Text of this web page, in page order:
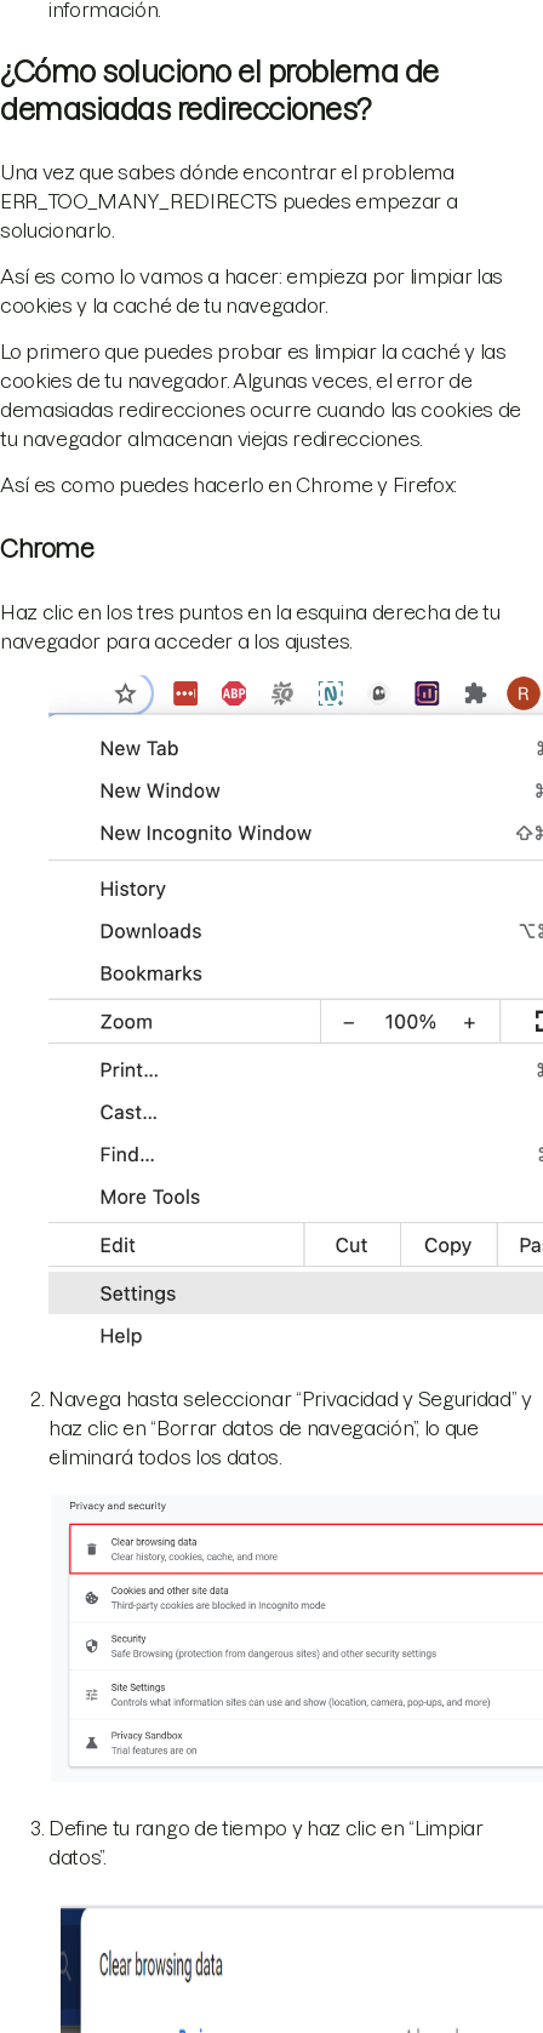
información.
¿Cómo soluciono el problema de
demasiadas redirecciones?
Una vez que sabes dónde encontrar el problema
ERR_TOO_MANY_REDIRECTS puedes empezar a
solucionarlo.
Así es como lo vamos a hacer: empieza por limpiar las
cookies y la caché de tu navegador.
Lo primero que puedes probar es limpiar la caché y las
cookies de tu navegador. Algunas veces, el error de
demasiadas redirecciones ocurre cuando las cookies de
tu navegador almacenan viejas redirecciones.
Así es como puedes hacerlo en Chrome y Firefox:
Chrome
Haz clic en los tres puntos en la esquina derecha de tu
navegador para acceder a los ajustes.
Navega hasta seleccionar “Privacidad y Seguridad” y
haz clic en “Borrar datos de navegación”, lo que
eliminará todos los datos.
Define tu rango de tiempo y haz clic en “Limpiar
datos”.